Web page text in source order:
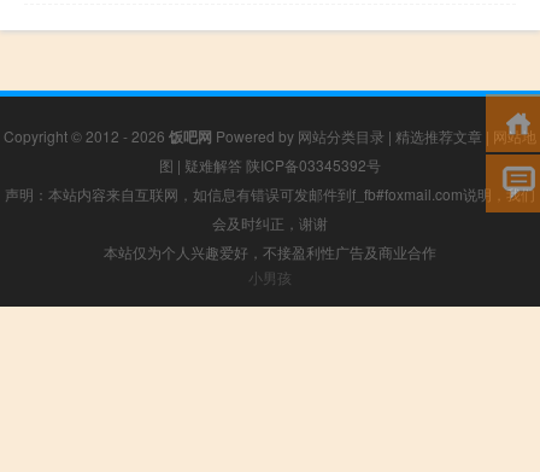
Copyright © 2012 - 2026 饭吧网 Powered by 网站分类目录 | 精选推荐文章 | 网站地
图 | 疑难解答 陕ICP备03345392号
声明：本站内容来自互联网，如信息有错误可发邮件到f_fb#foxmail.com说明，我们
会及时纠正，谢谢
本站仅为个人兴趣爱好，不接盈利性广告及商业合作
小男孩